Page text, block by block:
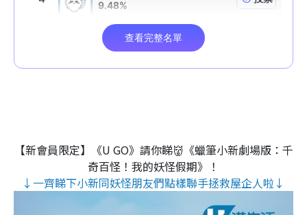
【新會員限定】《U GO》請你睇👹《蠟筆小新劇場版：千
奇百怪！我的妖怪假期》！
↓一齊睇下小新同妖怪朋友們點樣聯手拯救屋企人啦↓